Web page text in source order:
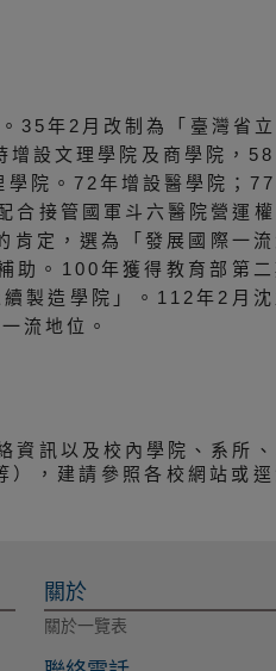
35年2月改制為「臺灣省立
設文理學院及商學院，58
院。72年增設醫學院；
合接管國軍斗六醫院營運權
肯定，選為「發展國際一
助。100年獲得教育部第二
製造學院」。112年2月沈
流地位。
資訊以及校內學院、系所
，建請參照各校網站或逕
關於
關於一覽表